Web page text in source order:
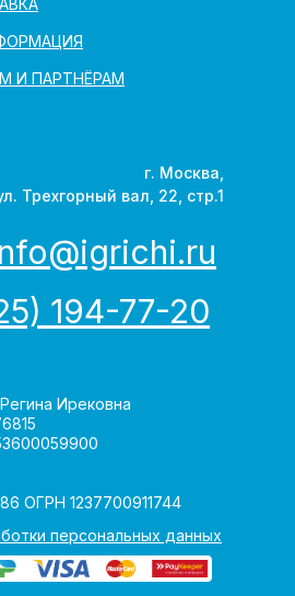
И ПАРТНЁРАМ
персональных данных
г. Москва,
Трехгорный вал, 22, стр.1
Ирековна
ОГРН 1237700911744
194-77-20